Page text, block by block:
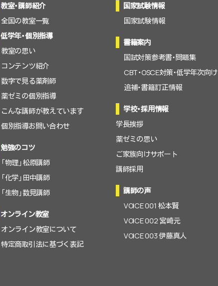
教室・講師紹介
全国の教室一覧
低学年・個別指導
教室の思い
コンテンツ紹介
数字で見る薬剤師
薬ゼミの個別指導
こんな講師が教えています
個別指導お問い合わせ
勉強のコツ
「物理」松原講師
「化学」田中講師
「生物」数見講師
オンライン教室
オンライン教室について
特定商取引法に基づく表記
国家試験情報
国家試験情報
書籍案内
国試対策参考書・問題集
CBT・OSCE対策・低学年次向け
追補・書籍訂正情報
学校・採用情報
学長挨拶
薬ゼミの思い
ご家族向けサポート
講師採用
講師の声
VOICE 001 松本賢
VOICE 002 宮崎元
VOICE 003 伊藤真人